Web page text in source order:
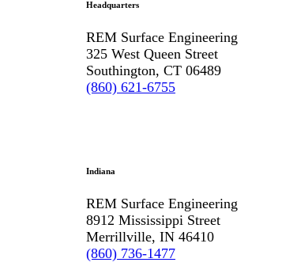
Headquarters
REM Surface Engineering
325 West Queen Street
Southington, CT 06489
(860) 621-6755
Indiana
REM Surface Engineering
8912 Mississippi Street
Merrillville, IN 46410
(860) 736-1477